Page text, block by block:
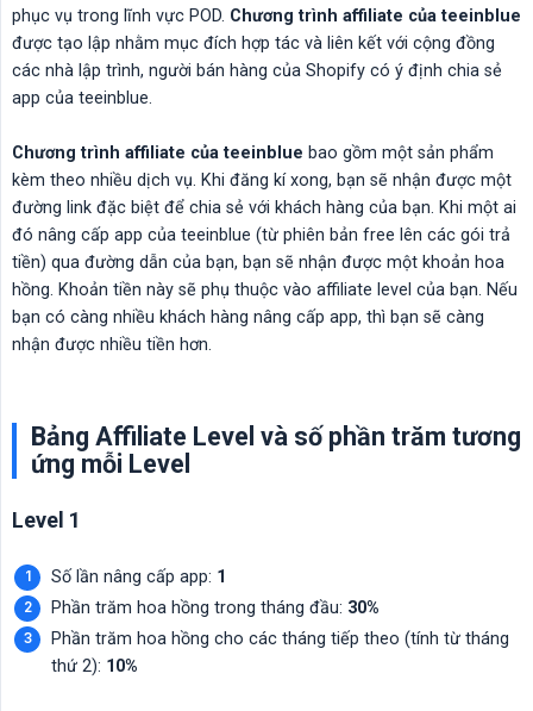
phục vụ trong lĩnh vực POD. Chương trình affiliate của teeinblue
được tạo lập nhằm mục đích hợp tác và liên kết với cộng đồng
các nhà lập trình, người bán hàng của Shopify có ý định chia sẻ
app của teeinblue.
Chương trình affiliate của teeinblue bao gồm một sản phẩm
kèm theo nhiều dịch vụ. Khi đăng kí xong, bạn sẽ nhận được một
đường link đặc biệt để chia sẻ với khách hàng của bạn. Khi một ai
đó nâng cấp app của teeinblue (từ phiên bản free lên các gói trả
tiền) qua đường dẫn của bạn, bạn sẽ nhận được một khoản hoa
hồng. Khoản tiền này sẽ phụ thuộc vào affiliate level của bạn. Nếu
bạn có càng nhiều khách hàng nâng cấp app, thì bạn sẽ càng
nhận được nhiều tiền hơn.
Bảng Affiliate Level và số phần trăm tương
ứng mỗi Level
Level 1
Số lần nâng cấp app: 1
Phần trăm hoa hồng trong tháng đầu: 30%
Phần trăm hoa hồng cho các tháng tiếp theo (tính từ tháng
thứ 2): 10%